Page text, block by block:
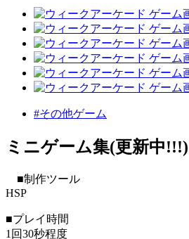
#その他ゲーム
ミニゲーム集(更新中!!!)
■制作ツール
HSP
■プレイ時間
1回30秒程度